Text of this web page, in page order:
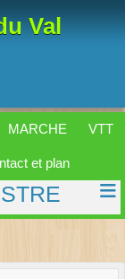
Val
MARCHE VTT
et plan